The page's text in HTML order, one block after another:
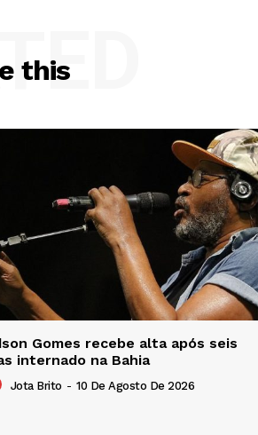
this
Gomes recebe alta após seis
internado na Bahia
Jota Brito - 10 De Agosto De 2026